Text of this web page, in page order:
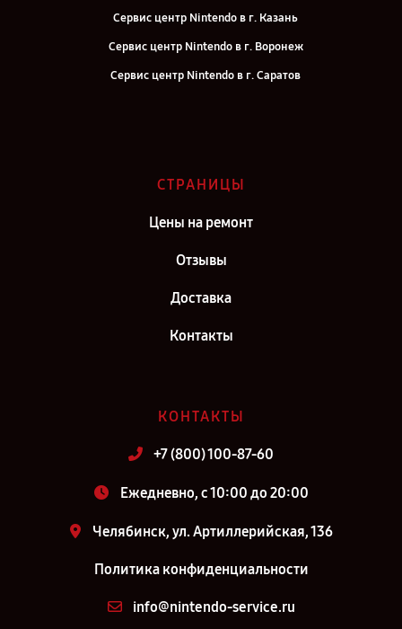
Сервис центр Nintendo в г. Казань
Сервис центр Nintendo в г. Воронеж
Сервис центр Nintendo в г. Саратов
Сервис центр Nintendo в г. Санкт-Петербург
СТРАНИЦЫ
Цены на ремонт
Отзывы
Доставка
Контакты
КОНТАКТЫ
+7 (800) 100-87-60
Ежедневно, с 10:00 до 20:00
Челябинск, ул. Артиллерийская, 136
Политика конфиденциальности
info@nintendo-service.ru